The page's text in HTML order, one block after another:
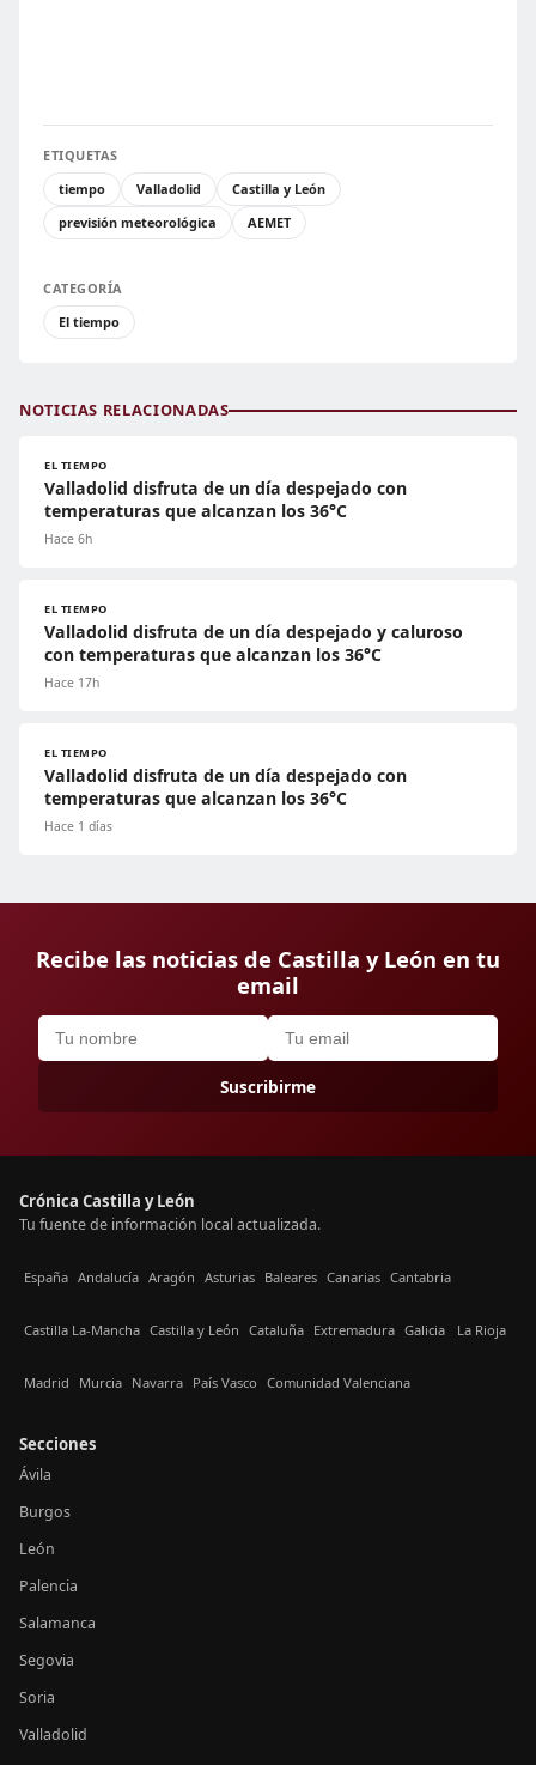
ETIQUETAS
tiempo
Valladolid
Castilla y León
previsión meteorológica
AEMET
CATEGORÍA
El tiempo
NOTICIAS RELACIONADAS
EL TIEMPO
Valladolid disfruta de un día despejado con
temperaturas que alcanzan los 36°C
Hace 6h
EL TIEMPO
Valladolid disfruta de un día despejado y caluroso
con temperaturas que alcanzan los 36°C
Hace 17h
EL TIEMPO
Valladolid disfruta de un día despejado con
temperaturas que alcanzan los 36°C
Hace 1 días
Recibe las noticias de Castilla y León en tu
email
Suscribirme
Crónica Castilla y León
Tu fuente de información local actualizada.
España Andalucía Aragón Asturias Baleares Canarias Cantabria
Castilla La-Mancha Castilla y León Cataluña Extremadura Galicia La Rioja
Madrid Murcia Navarra País Vasco Comunidad Valenciana
Secciones
Ávila
Burgos
León
Palencia
Salamanca
Segovia
Soria
Valladolid